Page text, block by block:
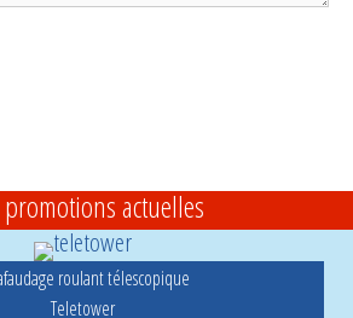
actuelles
roulant télescopique
Teletower